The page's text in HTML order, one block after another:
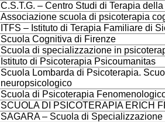
C.S.T.G. – Centro Studi di Terapia
Associazione scuola di psicoterapia
ITFS – Istituto di Terapia Familiare di
Scuola Cognitiva di Firenze
Scuola di specializzazione in
Istituto di Psicoterapia Psicoumanitas
Scuola Lombarda di Psicoterapia.
neuropsicologico
Scuola di Psicoterapia
SCUOLA DI PSICOTERAPIA ERICH
SAGARA – Scuola di